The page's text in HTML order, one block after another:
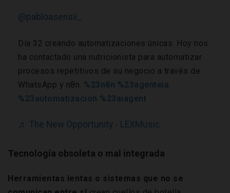
@pabloasensii_
Día 32 creando automatizaciones únicas. Hoy nos
ha contactado una nutricionista para automatizar
procesos repetitivos de su negocio a través de
WhatsApp y n8n. %23n8n %23agenteia
%23automatizacion %23aiagent
♬ The New Opportunity - LEXMusic
Tecnología obsoleta o mal integrada
Herramientas lentas o sistemas que no se